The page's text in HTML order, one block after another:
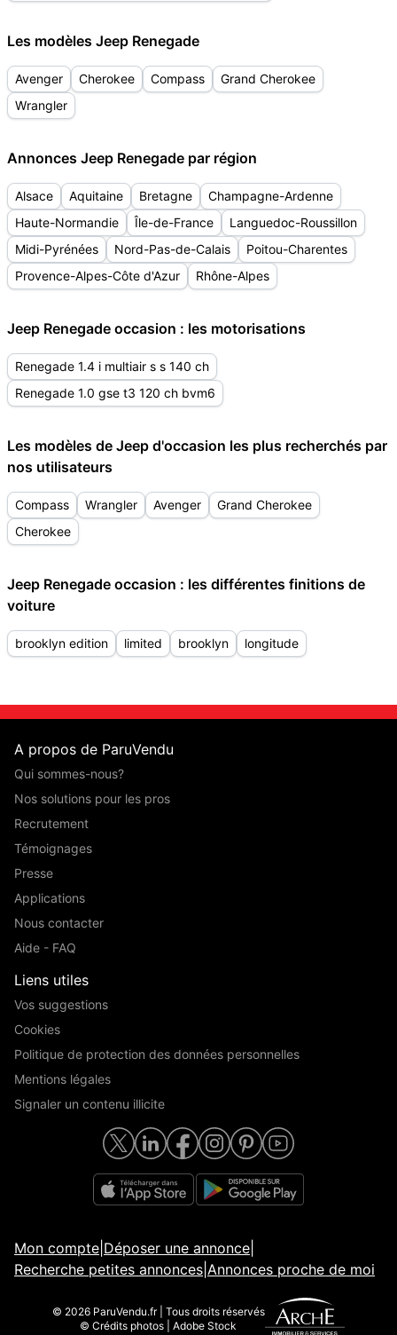
Les modèles Jeep Renegade
Avenger Cherokee Compass
Grand Cherokee
Wrangler
Annonces Jeep Renegade par région
Alsace Aquitaine Bretagne
Champagne-Ardenne
Haute-Normandie
Île-de-France
Languedoc-Roussillon
Midi-Pyrénées
Nord-Pas-de-Calais
Poitou-Charentes
Provence-Alpes-Côte d'Azur
Rhône-Alpes
Jeep Renegade occasion : les motorisations
Renegade 1.4 i multiair s s 140 ch
Renegade 1.0 gse t3 120 ch bvm6
Les modèles de Jeep d'occasion les plus recherchés par
nos utilisateurs
Compass Wrangler Avenger
Grand Cherokee
Cherokee
Jeep Renegade occasion : les différentes finitions de
voiture
brooklyn edition limited brooklyn longitude
A propos de ParuVendu
Qui sommes-nous?
Nos solutions pour les pros
Recrutement
Témoignages
Presse
Applications
Nous contacter
Aide - FAQ
Liens utiles
Vos suggestions
Cookies
Politique de protection des données personnelles
Mentions légales
Signaler un contenu illicite
Mon compte Déposer une annonce
Recherche petites annonces Annonces proche de moi
© 2026 ParuVendu.fr | Tous droits réservés
© Crédits photos | Adobe Stock